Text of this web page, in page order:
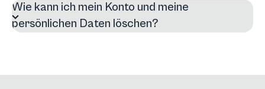
Wie kann ich mein Konto und meine
persönlichen Daten löschen?